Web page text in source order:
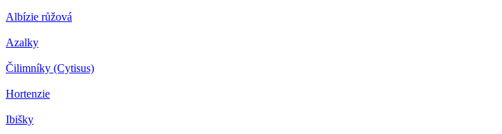
Albízie růžová
Azalky
Čilimníky (Cytisus)
Hortenzie
Ibišky